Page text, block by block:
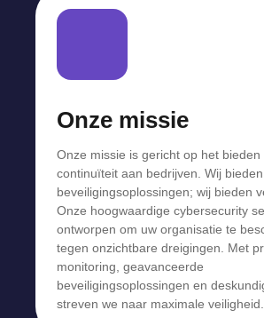
Onze missie
Onze missie is gericht op het bieden
continuïteit aan bedrijven. Wij
beveiligingsoplossingen; wij bieden
Onze hoogwaardige cybersecurity
ontworpen om uw organisatie te
tegen onzichtbare dreigingen. Met
monitoring, geavanceerde
beveiligingsoplossingen en
streven we naar maximale veiligheid.